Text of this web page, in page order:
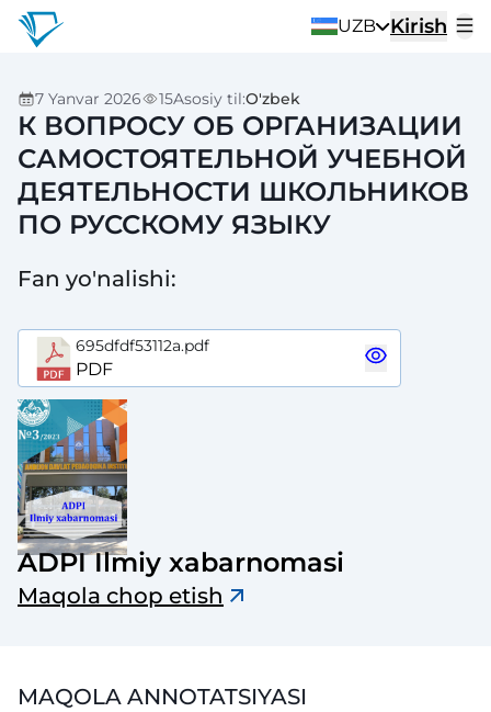
UZB Kirish
7 Yanvar 2026 15Asosiy til:O'zbek
К ВОПРОСУ ОБ ОРГАНИЗАЦИИ
САМОСТОЯТЕЛЬНОЙ УЧЕБНОЙ
ДЕЯТЕЛЬНОСТИ ШКОЛЬНИКОВ
ПО РУССКОМУ ЯЗЫКУ
Fan yo'nalishi:
695dfdf53112a.pdf
PDF
ADPI Ilmiy xabarnomasi
Maqola chop etish
MAQOLA ANNOTATSIYASI